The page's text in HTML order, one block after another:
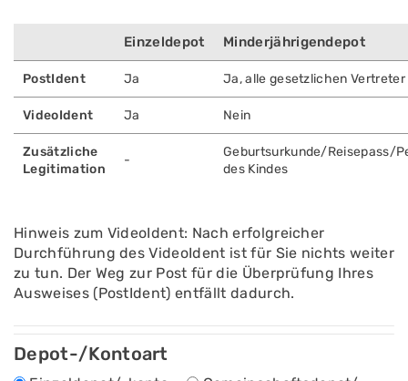
Einzeldepot Minderjährigendepot
PostIdent Ja Ja, alle gesetzlichen Vertreter
VideoIdent Ja Nein
Zusätzliche
Legitimation
-
Geburtsurkunde/Reisepass/
des Kindes
Hinweis zum VideoIdent: Nach erfolgreicher
Durchführung des VideoIdent ist für Sie nichts weiter
zu tun. Der Weg zur Post für die Überprüfung Ihres
Ausweises (PostIdent) entfällt dadurch.
Depot-/Kontoart